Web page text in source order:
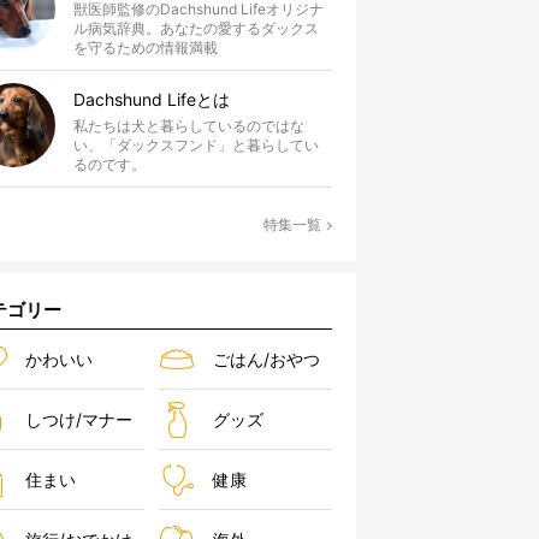
獣医師監修のDachshund Lifeオリジナ
ル病気辞典。あなたの愛するダックス
を守るための情報満載
Dachshund Lifeとは
私たちは犬と暮らしているのではな
い、「ダックスフンド」と暮らしてい
るのです。
特集一覧
ゴリー
かわいい ごはん/おやつ
しつけ/マナー グッズ
住まい 健康